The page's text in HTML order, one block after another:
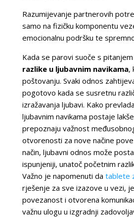
Razumijevanje partnerovih
samo na fizičku komponentu
emocionalnu podršku te
Kada se parovi suoče s pitanjem
razlike u ljubavnim navikama,
poštovanju. Svaki odnos
pogotovo kada se susretnu
izražavanja ljubavi. Kako
ljubavnim navikama postaje
prepoznaju važnost
otvorenosti za nove načine
način, ljubavni odnos može
ispunjeniji, unatoč početnim
Važno je napomenuti da tablete
rješenje za sve izazove u vezi,
povezanost i otvorena
važnu ulogu u izgradnji